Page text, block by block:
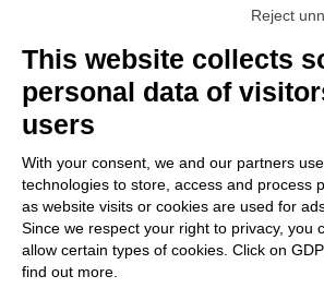
E-Book
MENTIONS LÉGALES
Politiques de confidentialité
Security Policy
Documentation contractuelle et RGPD
Conditions générales de livraison
Reject
This website collects
personal data of
users
With your consent, we and our partners
technologies to store, access and process
as website visits or cookies are used for
Since we respect your right to privacy, you
allow certain types of cookies. Click on
find out more.